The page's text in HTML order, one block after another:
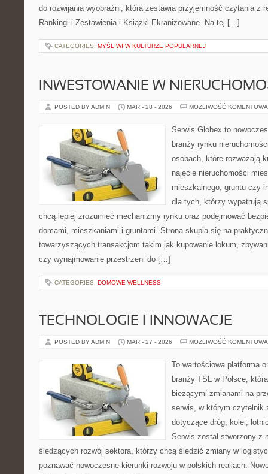
do rozwijania wyobraźni, która zestawia przyjemność czytania z
Rankingi i Zestawienia i Książki Ekranizowane. Na tej […]
CATEGORIES: MYŚLIWI W KULTURZE POPULARNEJ
INWESTOWANIE W
POSTED BY ADMIN MAR - 28 - 2026 MOŻLIWOŚĆ
Serwis Globex to
branży rynku
osobach, które rozważają
najęcie nieruchomości
mieszkalnego, gruntu czy
dla tych, którzy wypatrują
chcą lepiej zrozumieć mechanizmy rynku oraz podejmować
domami, mieszkaniami i gruntami. Strona skupia się na
towarzyszących transakcjom takim jak kupowanie lokum,
czy wynajmowanie przestrzeni do […]
CATEGORIES: DOMOWE WELLNESS
TECHNOLOGIE I INNOWACJE
POSTED BY ADMIN MAR - 27 - 2026 MOŻLIWOŚĆ
To wartościowa platforma
branży TSL w Polsce,
bieżącymi zmianami na
serwis, w którym czytelnik
dotyczące dróg, kolei,
Serwis został stworzony z
śledzących rozwój sektora, którzy chcą śledzić zmiany w
poznawać nowoczesne kierunki rozwoju w polskich realiach.